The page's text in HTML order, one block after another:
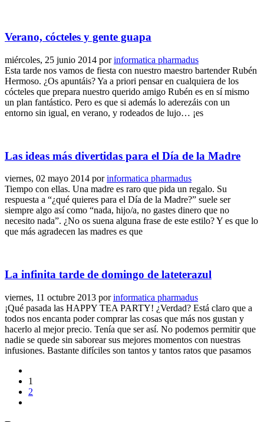
Verano, cócteles y gente guapa
miércoles, 25 junio 2014 porinformatica pharmadus
Esta tarde nos vamos de fiesta con nuestro maestro bartender Rubén
Hermoso. ¿Os apuntáis? Ya a priori pensar en cualquiera de los
cócteles que prepara nuestro querido amigo Rubén es en sí mismo
un plan fantástico. Pero es que si además lo aderezáis con un
entorno sin igual, en verano, y rodeados de lujo… ¡es
Las ideas más divertidas para el Día de la Madre
viernes, 02 mayo 2014 porinformatica pharmadus
Tiempo con ellas. Una madre es raro que pida un regalo. Su
respuesta a “¿qué quieres para el Día de la Madre?” suele ser
siempre algo así como “nada, hijo/a, no gastes dinero que no
necesito nada”. ¿No os suena alguna frase de este estilo? Y es que lo
que más agradecen las madres es que
La infinita tarde de domingo de lateterazul
viernes, 11 octubre 2013 porinformatica pharmadus
¡Qué pasada las HAPPY TEA PARTY! ¿Verdad? Está claro que a
todos nos encanta poder comprar las cosas que más nos gustan y
hacerlo al mejor precio. Tenía que ser así. No podemos permitir que
nadie se quede sin saborear sus mejores momentos con nuestras
infusiones. Bastante difíciles son tantos y tantos ratos que pasamos
1
2